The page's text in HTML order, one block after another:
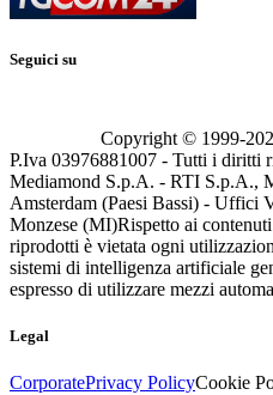
Seguici su
Copyright © 1999-
P.Iva 03976881007 - Tutti i diritti
Mediamond S.p.A. - RTI S.p.A.,
Amsterdam (Paesi Bassi) - Uffici
Monzese (MI)Rispetto ai
riprodotti è vietata ogni
sistemi di intelligenza artificiale
espresso di utilizzare mezzi
Legal
CorporatePrivacy PolicyCookie